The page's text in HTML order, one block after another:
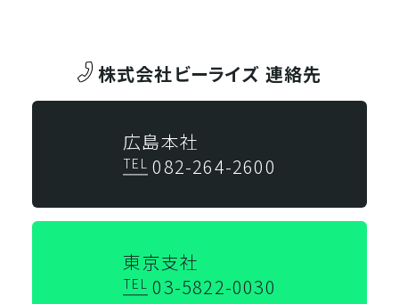
株式会社ビーライズ 連絡先
広島本社
TEL 082-264-2600
東京支社
TEL 03-5822-0030